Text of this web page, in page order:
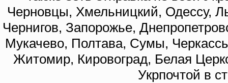
Черновцы, Хмельницкий, Одессу,
Чернигов, Запорожье,
Мукачево, Полтава, Сумы,
Житомир, Кировоград, Белая
Укрпочтой в